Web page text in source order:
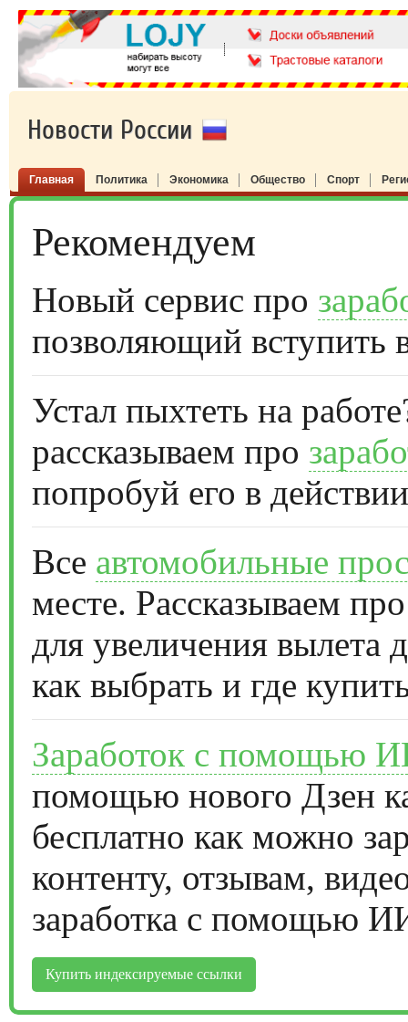
Новости России
Главная Политика Экономика Общество Спорт
Рекомендуем
Новый сервис про
позволяющий вступить
Устал пыхтеть на
рассказываем про
попробуй его в
Все автомобильные
месте. Рассказываем
для увеличения вылета
как выбрать и где
Заработок с помощью
помощью нового Дзен
бесплатно как можно
контенту, отзывам,
заработка с помощью
Купить индексируемые ссылки